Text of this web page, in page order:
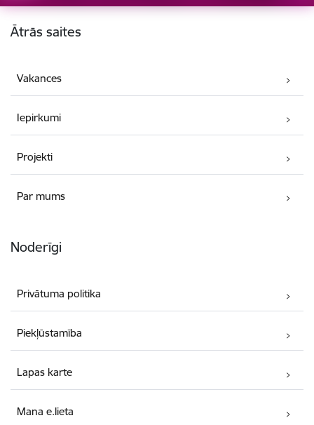
Kājene
Ātrās saites
Vakances
Iepirkumi
Projekti
Par mums
Noderīgi
Privātuma politika
Piekļūstamība
Lapas karte
Mana e.lieta